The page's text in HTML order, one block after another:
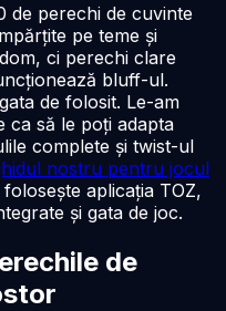
de perechi de cuvinte
pe teme și
ci perechi clare
bluff-ul.
de folosit. Le-am
ca să le poți adapta
complete și twist-ul
nostru pentru jocul
aplicația TOZ,
și gata de joc.
de